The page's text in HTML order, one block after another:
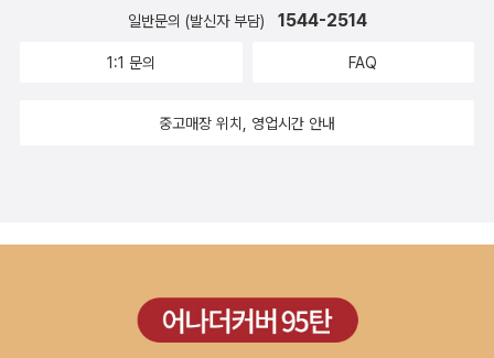
까지' 부제가 달렸는데, 메소포타미아와 히타이트 그리고 차라투스트
간 어딘가 쫙 갈라져서 불안하게 만들기도 한다. 제목도 범상치 않으
면서, 나의 호기심을 독려하는 책들도 있는데, <대장장이와 연금술사
자 오슬로대 교수(한국학)의 비판이 눈길을 끈다(‘엘리아데가 선택한
‘부드러운 파시즘’’). 박 교수는 엘리아데의 극단적 관념주의가 “계급
모든 진보적 사상들이, 교회를 중심으로 한몸처럼 움직이는 ‘유기적
(종교학)는 “엘리아데의 입장에서 보자면, 이러한 지적은 ‘정치지상
주의’적 단정에 불과”하며 “종교를 정치적 수준으로 ‘환원’해버리는
동한 남북 전쟁 이후 미국의 100여년 간을 담은 지성사이다. 또한 이
들 학자들이 형성한 미국 정신의 근간인 프래그머티즘의 기원에 대한
공의 삶을 순차적으로 묘사하면서 전쟁과 정치, 과학과 철학, 인류학
비롯한 이들 주변의 19세기 후반 미국의 대표적인 지성들과 유명인
성사도 읽어보는 게 나의 희망사항이다. 과문한 탓에 잘 눈에 띄지 않
는다. 두번째로 꼽을 책은<메타피지컬 클럽>의 한 꼭지인 찰스 샌더
는데, 잠시 옮겨보면 이렇다. '드디어 나왔다. <히치콕>의 저자 도날
트뤼포와 클로드 샤브롤에 뒤지지 않는 히치콕 마니아다. '앨프리드
고(*아마존에서 현재 판매중인 건 1991년판이다), 이를 받아본 히치
화>(한나래, 1994)가 그런 기본서이며, 역시나 '까이예' 비평가 출신
일반문의 (발신자 부담) 1544-2514
1:1 문의 FAQ
중고매장 위치, 영업시간 안내